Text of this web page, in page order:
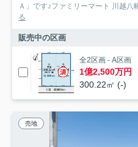
Ａ」です♪ファミリーマート 川越八
る
販売中の区画
全2区画 - A区画
1億2,500万円
300.22㎡ (-)
売地